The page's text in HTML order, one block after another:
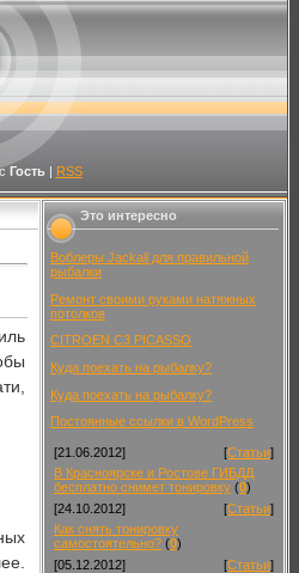
Гость| RSS
Это интересно
Воблеры Jackall для правильной
рыбалки
Ремонт своими руками натяжных
потолков
CITROEN C3 PICASSO
Куда поехать на рыбалку?
Куда поехать на рыбалку?
Постоянные ссылки в WordPress
[21.06.2012] [Статьи]
В Красноярске и Ростове ГИБДД
бесплатно снимет тонировку (0)
[24.10.2012]
[Статьи]
Как снять тонировку
самостоятельно? (0)
[05.12.2012]
[Статьи]